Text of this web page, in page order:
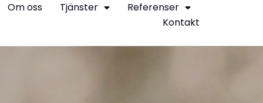
Om oss Tjänster
Referenser
Kontakt